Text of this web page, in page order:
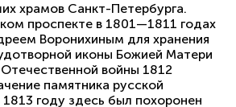
храмов Санкт-Петербурга.
проспекте в 1801—1811 годах
Воронихиным для хранения
иконы Божией Матери
войны 1812
памятника русской
году здесь был похоронен